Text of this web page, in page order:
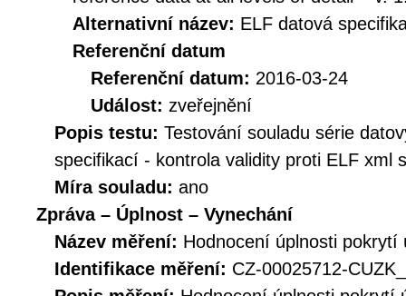
Alternativní název: ELF datová
Referenční datum
Referenční datum: 2016-03-24
Událost: zveřejnění
Popis testu: Testování souladu série
specifikací - kontrola validity proti ELF xml
Míra souladu: ano
Zpráva – Úplnost – Vynechání
Název měření: Hodnocení úplnosti
Identifikace měření: CZ-00025712-